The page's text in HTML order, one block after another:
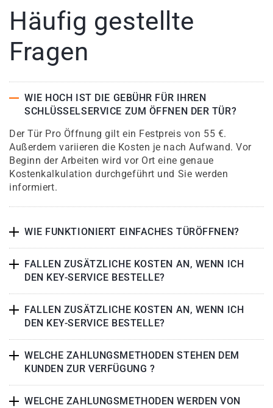
Häufig gestellte
Fragen
WIE HOCH IST DIE GEBÜHR FÜR IHREN
SCHLÜSSELSERVICE ZUM ÖFFNEN DER TÜR?
Der Tür Pro Öffnung gilt ein Festpreis von 55 €.
Außerdem variieren die Kosten je nach Aufwand. Vor
Beginn der Arbeiten wird vor Ort eine genaue
Kostenkalkulation durchgeführt und Sie werden
informiert.
WIE FUNKTIONIERT EINFACHES TÜRÖFFNEN?
FALLEN ZUSÄTZLICHE KOSTEN AN, WENN ICH
DEN KEY-SERVICE BESTELLE?
FALLEN ZUSÄTZLICHE KOSTEN AN, WENN ICH
DEN KEY-SERVICE BESTELLE?
WELCHE ZAHLUNGSMETHODEN STEHEN DEM
KUNDEN ZUR VERFÜGUNG ?
WELCHE ZAHLUNGSMETHODEN WERDEN VON